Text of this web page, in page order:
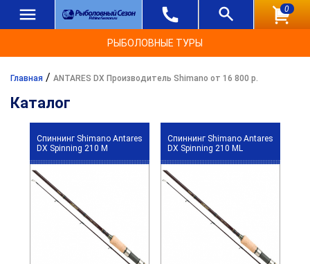
0
РЫБОЛОВНЫЕ ТУРЫ
Главная / ANTARES DX Производитель Shimano от 16 800 р.
Каталог
Спиннинг Shimano Antares
DX Spinning 210 M
Спиннинг Shimano Antares
DX Spinning 210 ML